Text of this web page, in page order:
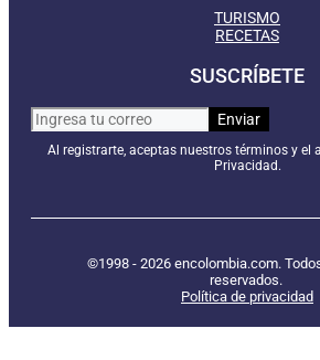
TURISMO
RECETAS
SUSCRÍBETE
Al registrarte, aceptas nuestros términos y el
Privacidad.
©1998 - 2026 encolombia.com.
reservados.
Política de privacidad